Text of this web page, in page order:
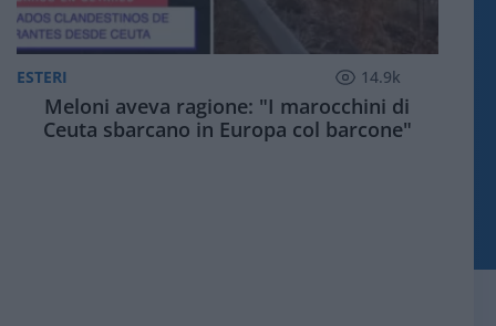
ESTERI 14.9k
Meloni aveva ragione: "I marocchini di
Ceuta sbarcano in Europa col barcone"